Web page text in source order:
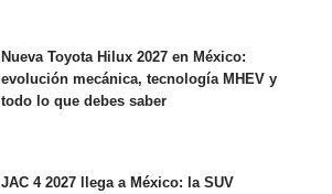
Nueva Toyota Hilux 2027 en México:
evolución mecánica, tecnología MHEV y
todo lo que debes saber
JAC 4 2027 llega a México: la SUV